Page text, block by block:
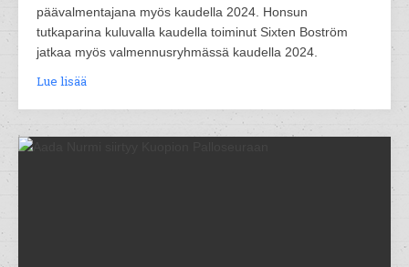
päävalmentajana myös kaudella 2024. Honsun
tutkaparina kuluvalla kaudella toiminut Sixten Boström
jatkaa myös valmennusryhmässä kaudella 2024.
Lue lisää